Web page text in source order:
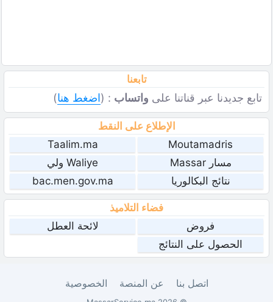
تابعنا
تابع جديدنا عبر قناتنا على واتساب : (اضغط هنا)
الإطلاع على النقط
Moutamadris
Taalim.ma
مسار Massar
Waliye ولي
نتائج البكالوريا
bac.men.gov.ma
فضاء التلاميذ
فروض
لائحة العطل
الحصول على النتائج
اتصل بنا عن المنصة الخصوصية